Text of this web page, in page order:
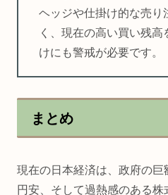
ヘッジや仕掛け的な売り
く、現在の高い買い残
けにも警戒が必要です。
まとめ
現在の日本経済は、政府の
円安、そして過熱感のある